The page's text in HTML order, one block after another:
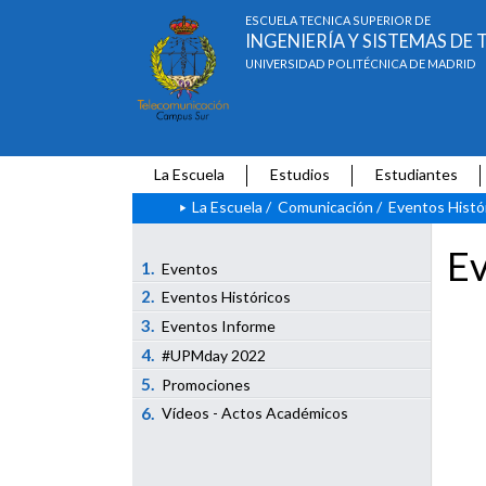
ESCUELA TÉCNICA SUPERIOR DE
INGENIERÍA Y SISTEMAS
UNIVERSIDAD POLITÉCNICA DE MADRID
La Escuela Estudios
Estudiantes
La Escuela / Comunicación / Eventos
1. Eventos
2. Eventos Históricos
3. Eventos Informe
4. #UPMday 2022
5. Promociones
6. Vídeos - Actos Académicos